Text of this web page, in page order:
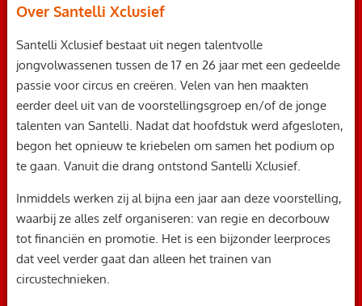
Over Santelli Xclusief
Santelli Xclusief bestaat uit negen talentvolle
jongvolwassenen tussen de 17 en 26 jaar met een gedeelde
passie voor circus en creëren. Velen van hen maakten
eerder deel uit van de voorstellingsgroep en/of de jonge
talenten van Santelli. Nadat dat hoofdstuk werd afgesloten,
begon het opnieuw te kriebelen om samen het podium op
te gaan. Vanuit die drang ontstond Santelli Xclusief.
Inmiddels werken zij al bijna een jaar aan deze voorstelling,
waarbij ze alles zelf organiseren: van regie en decorbouw
tot financiën en promotie. Het is een bijzonder leerproces
dat veel verder gaat dan alleen het trainen van
circustechnieken.